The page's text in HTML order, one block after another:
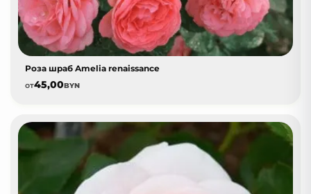
Роза шраб Amelia renaissance
от45,00BYN